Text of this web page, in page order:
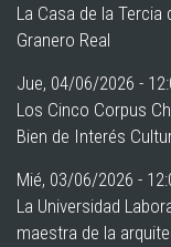
La Casa de la
Granero Real
Jue, 04/06/2026 -
Los Cinco Corpus
Bien de Interés
Mié, 03/06/2026 -
La Universidad
maestra de la